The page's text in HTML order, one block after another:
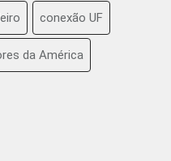
conexão UF
da América